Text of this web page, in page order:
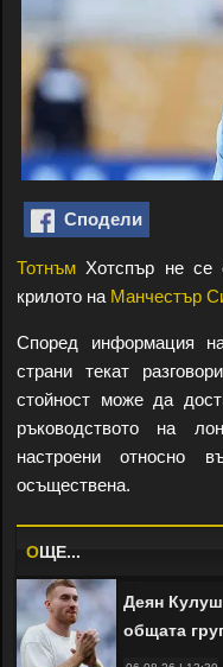
Сподели
Тотнъм Хотспър не се
крилото на Манчестър
Според информация
страни текат
стойност може да
ръководството на
настроени относно
осъществена.
OЩЕ...
Деян
общата